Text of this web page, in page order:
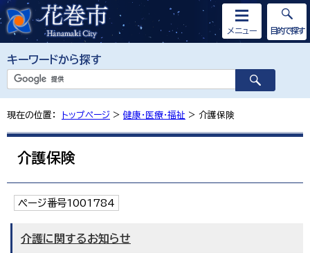
キーワードから探す
メニュー 目的で探す
現在の位置： トップページ > 健康・医療・福祉 > 介護保険
介護保険
ページ番号1001784
介護に関するお知らせ